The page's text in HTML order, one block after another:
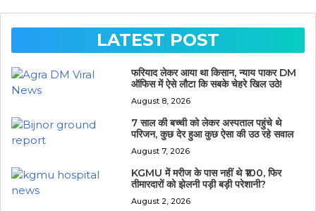
LATEST POST
फरियाद लेकर आया था किसान, न्याय पाकर DM
ऑफिस में ऐसे लौटा कि सबके चेहरे खिल उठे!
August 8, 2026
7 साल की बच्ची को लेकर अस्पताल पहुंचे थे
परिजन, कुछ देर हुआ कुछ ऐसा की उठ रहे सवाल
August 7, 2026
KGMU में मरीज के पास नहीं थे ₹100, फिर
तीमारदारों को झेलनी पड़ी बड़ी परेशानी?
August 2, 2026